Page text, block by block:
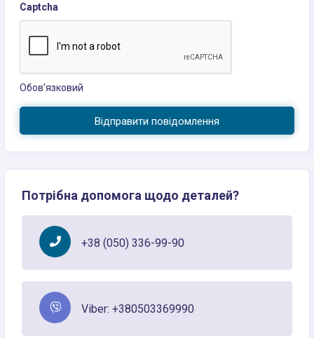
Captcha
Обов’язковий
Відправити повідомлення
Потрібна допомога щодо деталей?
+38 (050) 336-99-90
Viber: +380503369990